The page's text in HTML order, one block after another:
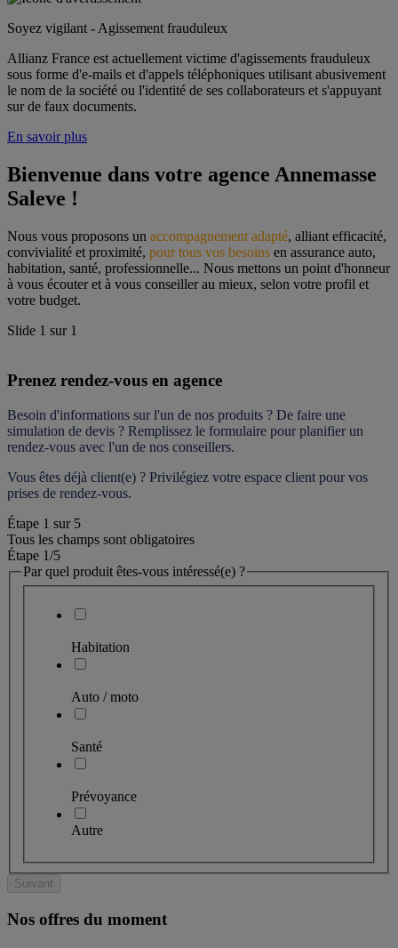
Soyez vigilant - Agissement frauduleux
Allianz France est actuellement victime d'agissements frauduleux
sous forme d'e-mails et d'appels téléphoniques utilisant abusivement
le nom de la société ou l'identité de ses collaborateurs et s'appuyant
sur de faux documents.
En savoir plus
Bienvenue dans votre agence Annemasse
Saleve !
Nous vous proposons un accompagnement adapté, alliant efficacité,
convivialité et proximité, pour tous vos besoins en assurance auto,
habitation, santé, professionnelle... Nous mettons un point d'honneur
à vous écouter et à vous conseiller au mieux, selon votre profil et
votre budget.
Slide 1 sur 1
Prenez rendez-vous en agence
Besoin d'informations sur l'un de nos produits ? De faire une
simulation de devis ? Remplissez le formulaire pour planifier un
rendez-vous avec l'un de nos conseillers.
Vous êtes déjà client(e) ? Privilégiez votre espace client pour vos
prises de rendez-vous.
Étape 1 sur 5
Tous les champs sont obligatoires
Étape 1/5
Par quel produit êtes-vous intéressé(e) ?
Habitation
Auto / moto
Santé
Prévoyance
Autre
Suivant
Nos offres du moment